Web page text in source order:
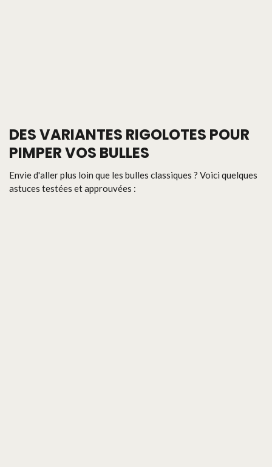
DES VARIANTES RIGOLOTES POUR
PIMPER VOS BULLES
Envie d'aller plus loin que les bulles classiques ? Voici quelques
astuces testées et approuvées :